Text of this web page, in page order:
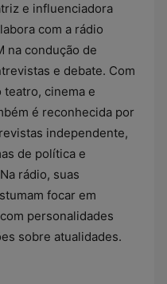
e influenciadora
com a rádio
na condução de
e debate. Com
teatro, cinema e
é reconhecida por
independente,
de política e
rádio, suas
focar em
personalidades
sobre atualidades.